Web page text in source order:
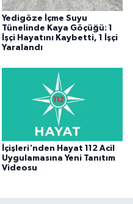
Yedigöze İçme Suyu
Tünelinde Kaya Göçüğü: 1
İşçi Hayatını Kaybetti, 1 İşçi
Yaralandı
İçişleri'nden Hayat 112 Acil
Uygulamasına Yeni Tanıtım
Videosu